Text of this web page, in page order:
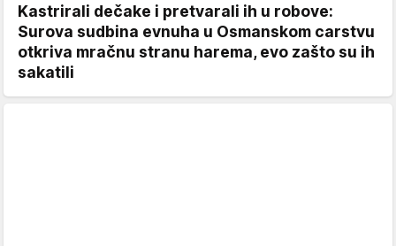
Kastrirali dečake i pretvarali ih u robove:
Surova sudbina evnuha u Osmanskom carstvu
otkriva mračnu stranu harema, evo zašto su ih
sakatili